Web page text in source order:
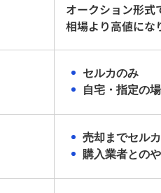
オークション形式
相場より高値にな
セルカのみ
自宅・指定の
売却までセル
購入業者との